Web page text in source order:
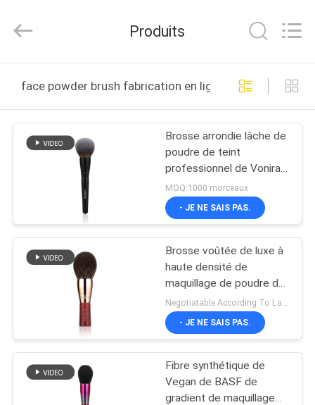
MAISON
PRODUITS
NOUS
CONTRÔLE
Chanmy
Cosmetics
All
Reserved.
Produits
face powder brush fabrication en ligne
Brosse arrondie lâche de
poudre de teint
professionnel de Vonira
avec Matte Wood
Handle Copper Ferrule
MOQ:1000 morceaux
- JE NE SAIS PAS.
Brosse voûtée de luxe à
haute densité de
maquillage de poudre de
diffusion de Rouded de
brosse de poudre de
beauté de Vonira grande
Ferrule
- JE NE SAIS PAS.
Fibre synthétique de
Vegan de BASF de
gradient de maquillage